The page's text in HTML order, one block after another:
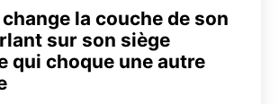
la couche de son
sur son siège
qui choque une autre